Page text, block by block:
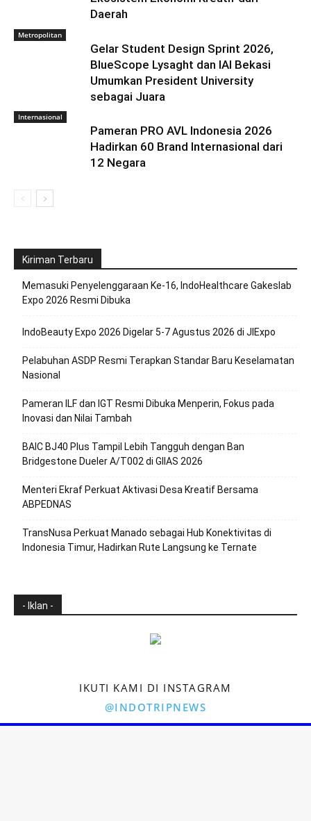
Daerah
Metropolitan
Gelar Student Design Sprint 2026,
BlueScope Lysaght dan IAI Bekasi
Umumkan President University
sebagai Juara
Internasional
Pameran PRO AVL Indonesia 2026
Hadirkan 60 Brand Internasional dari
12 Negara
Kiriman Terbaru
Memasuki Penyelenggaraan Ke-16, IndoHealthcare Gakeslab
Expo 2026 Resmi Dibuka
IndoBeauty Expo 2026 Digelar 5-7 Agustus 2026 di JIExpo
Pelabuhan ASDP Resmi Terapkan Standar Baru Keselamatan
Nasional
Pameran ILF dan IGT Resmi Dibuka Menperin, Fokus pada
Inovasi dan Nilai Tambah
BAIC BJ40 Plus Tampil Lebih Tangguh dengan Ban
Bridgestone Dueler A/T002 di GIIAS 2026
Menteri Ekraf Perkuat Aktivasi Desa Kreatif Bersama
ABPEDNAS
TransNusa Perkuat Manado sebagai Hub Konektivitas di
Indonesia Timur, Hadirkan Rute Langsung ke Ternate
- Iklan -
IKUTI KAMI DI INSTAGRAM
@INDOTRIPNEWS